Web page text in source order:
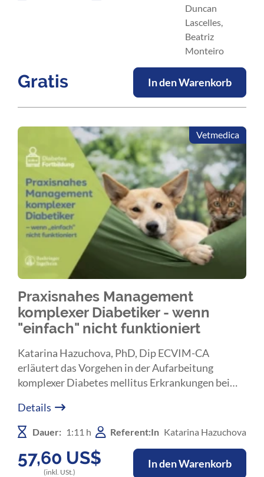
Duncan
Lascelles,
Beatriz
Monteiro
Gratis In den Warenkorb
Vetmedica
Praxisnahes Management
komplexer Diabetiker - wenn
"einfach" nicht funktioniert
Katarina Hazuchova, PhD, Dip ECVIM-CA
erläutert das Vorgehen in der Aufarbeitung
komplexer Diabetes mellitus Erkrankungen bei
Therapie und Management.
Details
Dauer: 1:11 h Referent:In Katarina Hazuchova
57,60 US$
(inkl. USt.)
In den Warenkorb